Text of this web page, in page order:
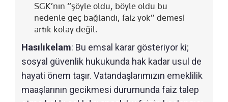
SGK’nın “şöyle oldu, böyle oldu bu
nedenle geç bağlandı, faiz yok” demesi
artık kolay değil.
Hasılıkelam: Bu emsal karar gösteriyor ki;
sosyal güvenlik hukukunda hak kadar usul de
hayati önem taşır. Vatandaşlarımızın emeklilik
maaşlarının gecikmesi durumunda faiz talep